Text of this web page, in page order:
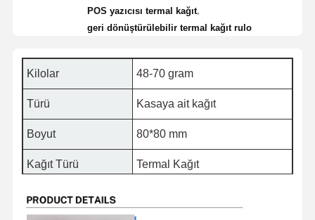
POS yazıcısı termal kağıt
geri dönüştürülebilir termal kağıt rulo
Kilolar 48-70 gram
Türü Kasaya ait kağıt
Boyut 80*80 mm
Kağıt Türü Termal Kağıt
Malzeme